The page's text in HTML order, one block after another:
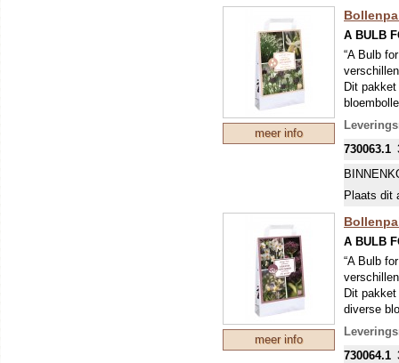
meer info
A BULB
“A Bulb
Dit
waar de
kleur,
730063.1
Plaats dit
meer info
A BULB
“A Bulb
Dit
diverse
tegen
kleur en
730064.1